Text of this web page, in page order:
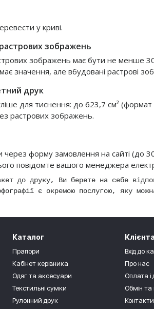
у криві.
зображень
зображень має бути не менше
значення, але вбудовані растрові
друк
для тиснення: до 623,7 см²
растрових зображень.
форму замовлення на сайті (до
повідомте вашого менеджера
до друку, Ви берете на себе
є окремою послугою, яку
Каталог
Прапори
Кабінет керівника
Одяг та аксесуари
Текстильні сумки
Рулонний друк
Вхід до
Про нас
Оплата і
Обмін та
Контакти